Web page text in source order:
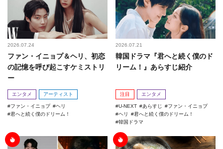
2026.07.24
ファン・イニョプ＆ヘリ、初恋
の記憶を呼び起こすケミストリ
ー
エンタメ アーティスト
ファン・イニョプ
ヘリ
君へと続く僕のドリーム！
2026.07.21
韓国ドラマ『君へと続く僕のド
リーム！』あらすじ紹介
注目 エンタメ
U-NEXT あらすじ
ファン・イニョプ
ヘリ
君へと続く僕のドリーム！
韓国ドラマ